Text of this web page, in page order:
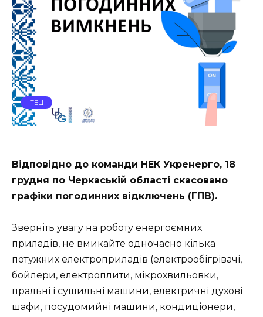
ТЕЦ
Відповідно до команди НЕК Укренерго, 18
грудня по Черкаській області скасовано
графіки погодинних відключень (ГПВ).
Зверніть увагу на роботу енергоємних
приладів, не вмикайте одночасно кілька
потужних електроприладів (електрообігрівачі,
бойлери, електроплити, мікрохвильовки,
пральні і сушильні машини, електричні духові
шафи, посудомийні машини, кондиціонери,